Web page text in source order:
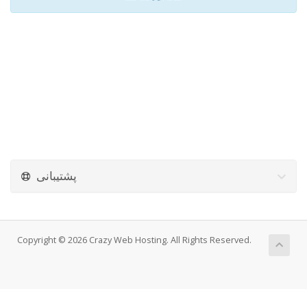
پشتیبانی
Copyright © 2026 Crazy Web Hosting. All Rights Reserved.